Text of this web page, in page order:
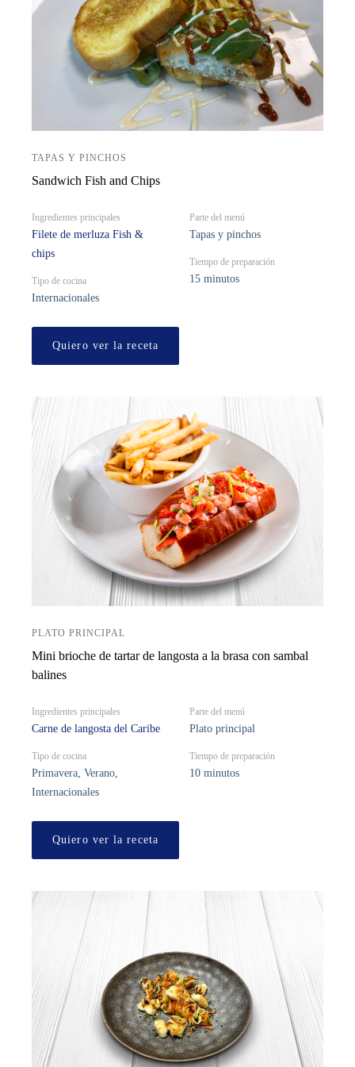
TAPAS Y PINCHOS
Sandwich Fish and Chips
Ingredientes principales
Filete de merluza Fish &
chips
Tipo de cocina
Internacionales
Parte del menú
Tapas y pinchos
Tiempo de preparación
15 minutos
Quiero ver la receta
PLATO PRINCIPAL
Mini brioche de tartar de langosta a la brasa con sambal
balines
Ingredientes principales
Carne de langosta del Caribe
Tipo de cocina
Primavera, Verano,
Internacionales
Parte del menú
Plato principal
Tiempo de preparación
10 minutos
Quiero ver la receta